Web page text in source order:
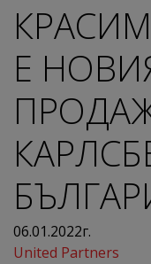
Е
06.01.2022г.
United Partners